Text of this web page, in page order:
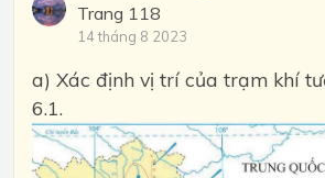
Trang 118
14 tháng 8 2023
a) Xác định vị trí của trạm khí
6.1.